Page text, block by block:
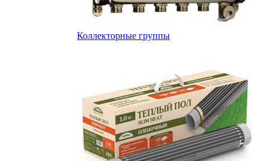
Коллекторные группы